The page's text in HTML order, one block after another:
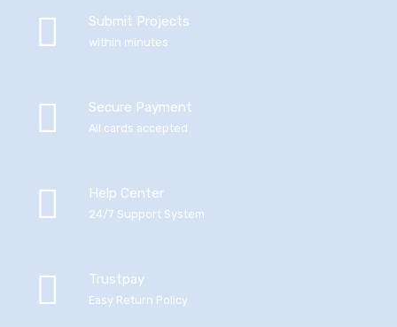
Submit Projects
within minutes
Secure Payment
All cards accepted
Help Center
24/7 Support System
Trustpay
Easy Return Policy